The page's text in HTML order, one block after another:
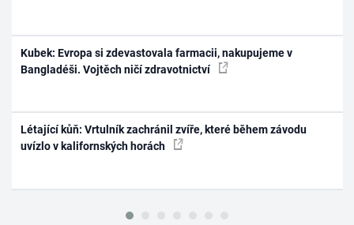
Kubek: Evropa si zdevastovala farmacii, nakupujeme v
Bangladéši. Vojtěch ničí zdravotnictví
Létající kůň: Vrtulník zachránil zvíře, které během závodu
uvízlo v kalifornských horách